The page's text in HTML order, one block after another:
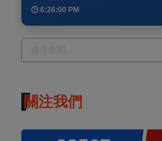
🕒 6:26:00 PM
關注我們